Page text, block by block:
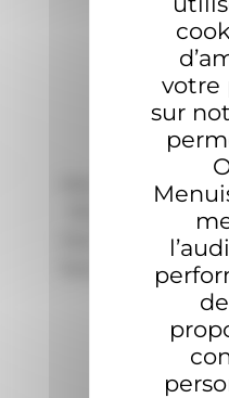
Opus Menuiserie
fenêtres, portes,
Des menuiseries
françaises pour le
09
votre
sur